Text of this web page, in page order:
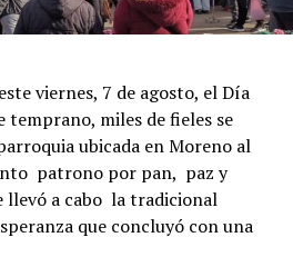
viernes, 7 de agosto, el Día
temprano, miles de fieles se
ubicada en Moreno al
patrono por pan, paz y
llevó a cabo la tradicional
que concluyó con una